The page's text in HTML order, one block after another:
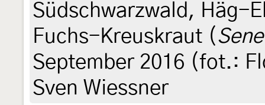
Südschwarzwald, Häg-
Fuchs-Kreuskraut (
September 2016 (fot.:
Sven Wiessner